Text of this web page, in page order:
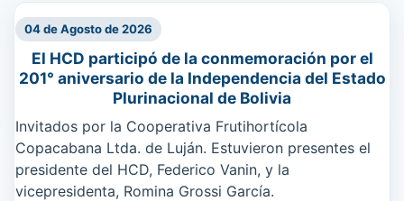
04 de Agosto de 2026
El HCD participó de la conmemoración por el
201° aniversario de la Independencia del Estado
Plurinacional de Bolivia
Invitados por la Cooperativa Frutihortícola
Copacabana Ltda. de Luján. ​Estuvieron presentes el
presidente del HCD, Federico Vanin, y la
vicepresidenta, Romina Grossi García.